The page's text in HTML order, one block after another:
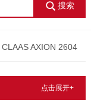
搜索
CLAAS AXION 2604
点击展开+